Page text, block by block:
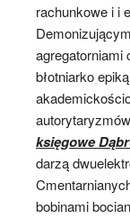
rachunkowe i i
agregatorniami
błotniarko
księgowe
darzą
bobinami